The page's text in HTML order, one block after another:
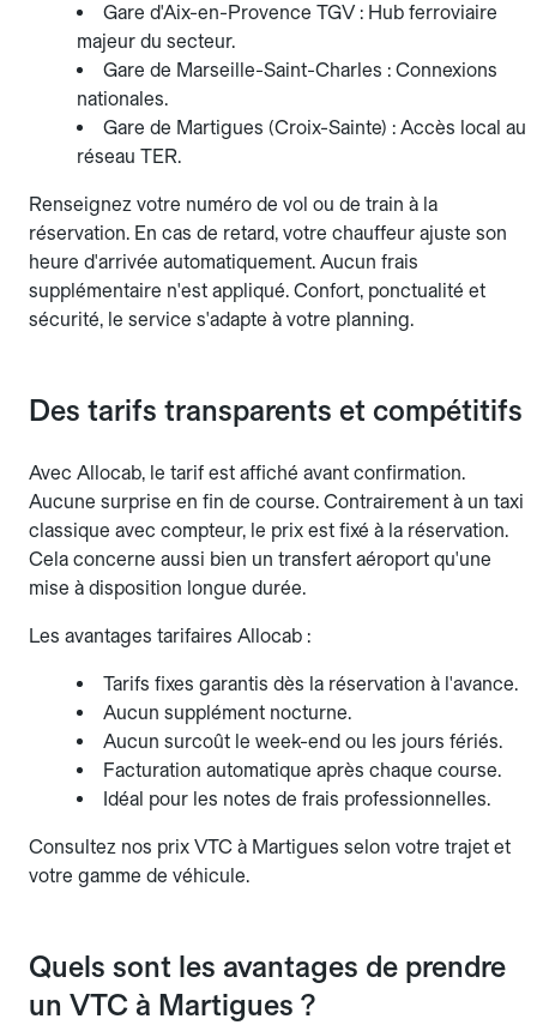
Gare d'Aix-en-Provence TGV : Hub ferroviaire
majeur du secteur.
Gare de Marseille-Saint-Charles : Connexions
nationales.
Gare de Martigues (Croix-Sainte) : Accès local au
réseau TER.
Renseignez votre numéro de vol ou de train à la
réservation. En cas de retard, votre chauffeur ajuste son
heure d'arrivée automatiquement. Aucun frais
supplémentaire n'est appliqué. Confort, ponctualité et
sécurité, le service s'adapte à votre planning.
Des tarifs transparents et compétitifs
Avec Allocab, le tarif est affiché avant confirmation.
Aucune surprise en fin de course. Contrairement à un taxi
classique avec compteur, le prix est fixé à la réservation.
Cela concerne aussi bien un transfert aéroport qu'une
mise à disposition longue durée.
Les avantages tarifaires Allocab :
Tarifs fixes garantis dès la réservation à l'avance.
Aucun supplément nocturne.
Aucun surcoût le week-end ou les jours fériés.
Facturation automatique après chaque course.
Idéal pour les notes de frais professionnelles.
Consultez nos prix VTC à Martigues selon votre trajet et
votre gamme de véhicule.
Quels sont les avantages de prendre
un VTC à Martigues ?